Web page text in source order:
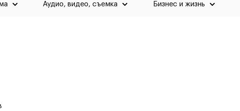
Аудио, видео, съемка Бизнес и жизнь